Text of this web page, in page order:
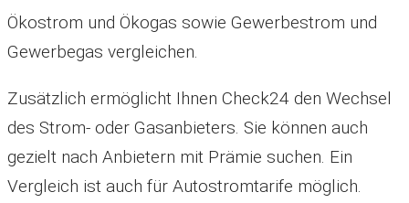
Ökostrom und Ökogas sowie Gewerbestrom und
Gewerbegas vergleichen.
Zusätzlich ermöglicht Ihnen Check24 den Wechsel
des Strom- oder Gasanbieters. Sie können auch
gezielt nach Anbietern mit Prämie suchen. Ein
Vergleich ist auch für Autostromtarife möglich.